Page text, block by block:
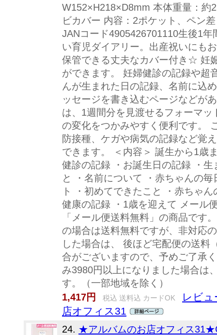
W152×H218×D8mm 本体重量：約
ビカバー 内容：2ポケット、ペン
JANコード4905426701110生後1
い育児ダイアリー。出産祝いにも
保管できる丈夫なカバー付き☆ 妊
ができます。 妊婦健診の記録や超
んが生まれた日の記録、名前に込
ッセージを書き込むページなどが
は、1週間分を見渡せるフォーマ
の変化をつかみやすく便利です。
防接種、ケガや病気の記録など覚
できます。 ＜内容＞ 誕生から1歳
健診の記録 ・お誕生日の記録 ・
と ・名前について ・赤ちゃんの
ト ・初めてできたこと ・赤ちゃ
健康の記録 ・1歳を迎えて メール
「メール便送料無料」の商品です
の場合は送料無料ですが、非対応
した場合は、 後ほど宅配便の送料
合がございますので、予めご了承
み3980円以上になりました場合は
す。（一部地域を除く）
1,417円
税込 送料込 カードOK
レビュ
店オフィス31
24. ★アルバムのお店オフィス